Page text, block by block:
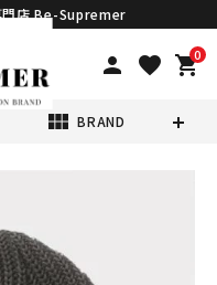
門店 Be-Supremer
person favorite 0
shopping_cart
view_module BRAND